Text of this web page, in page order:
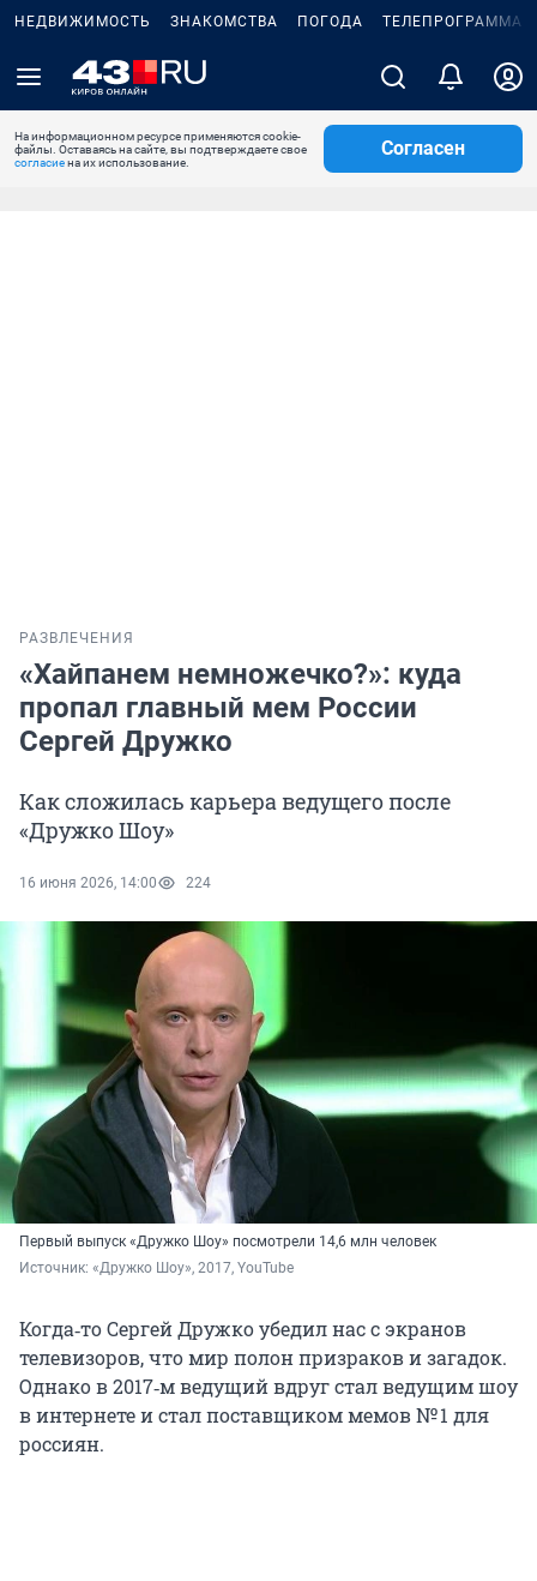
НЕДВИЖИМОСТЬ ЗНАКОМСТВА ПОГОДА ТЕЛЕПРОГРАММА
На информационном ресурсе применяются cookie-
файлы. Оставаясь на сайте, вы подтверждаете свое
согласиена их использование.
Согласен
РАЗВЛЕЧЕНИЯ
«Хайпанем немножечко?»: куда
пропал главный мем России
Сергей Дружко
Как сложилась карьера ведущего после
«Дружко Шоу»
16 июня 2026, 14:00 224
Первый выпуск «Дружко Шоу» посмотрели 14,6 млн человек
Источник: «Дружко Шоу», 2017, YouTube
Когда‑то Сергей Дружко убедил нас с экранов
телевизоров, что мир полон призраков и загадок.
Однако в 2017‑м ведущий вдруг стал ведущим шоу
в интернете и стал поставщиком мемов № 1 для
россиян.